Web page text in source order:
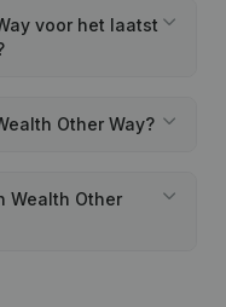
voor het laatst
Other Way?
Wealth Other